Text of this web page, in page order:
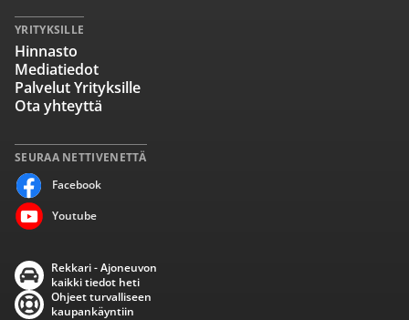
SEURAA NETTIVENETTÄ
Facebook
Youtube
YRITYKSILLE
Hinnasto
Mediatiedot
Palvelut Yrityksille
Ota yhteyttä
Rekkari - Ajoneuvon
kaikki tiedot heti
Ohjeet turvalliseen
kaupankäyntiin